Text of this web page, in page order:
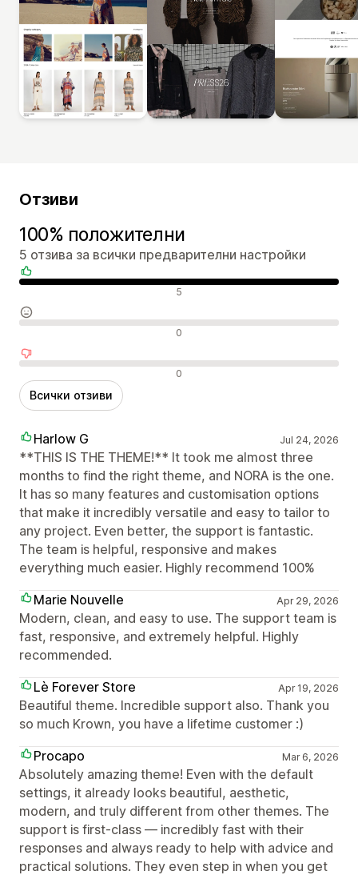
Отзиви
100% положителни
5 отзива за всички предварителни настройки
Положителни отзиви 5
Неутрални отзиви 0
Отрицателни отзиви 0
Всички отзиви
Harlow G Jul 24, 2026
**THIS IS THE THEME!** It took me almost three
months to find the right theme, and NORA is the one.
It has so many features and customisation options
that make it incredibly versatile and easy to tailor to
any project. Even better, the support is fantastic.
The team is helpful, responsive and makes
everything much easier. Highly recommend 100%
Marie Nouvelle
Apr 29, 2026
Modern, clean, and easy to use. The support team is
fast, responsive, and extremely helpful. Highly
recommended.
Lè Forever Store
Apr 19, 2026
Beautiful theme. Incredible support also. Thank you
so much Krown, you have a lifetime customer :)
Procapo
Mar 6, 2026
Absolutely amazing theme! Even with the default
settings, it already looks beautiful, aesthetic,
modern, and truly different from other themes. The
support is first-class — incredibly fast with their
responses and always ready to help with advice and
practical solutions. They even step in when you get